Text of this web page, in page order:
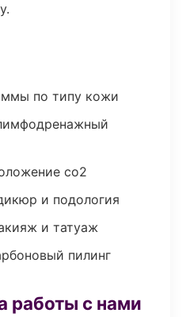
по типу кожи
co2
и подология
и татуаж
пилинг
работы с нами